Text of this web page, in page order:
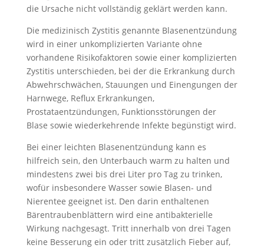
die Ursache nicht vollständig geklärt werden kann.
Die medizinisch Zystitis genannte Blasenentzündung
wird in einer unkomplizierten Variante ohne
vorhandene Risikofaktoren sowie einer komplizierten
Zystitis unterschieden, bei der die Erkrankung durch
Abwehrschwächen, Stauungen und Einengungen der
Harnwege, Reflux Erkrankungen,
Prostataentzündungen, Funktionsstörungen der
Blase sowie wiederkehrende Infekte begünstigt wird.
Bei einer leichten Blasenentzündung kann es
hilfreich sein, den Unterbauch warm zu halten und
mindestens zwei bis drei Liter pro Tag zu trinken,
wofür insbesondere Wasser sowie Blasen- und
Nierentee geeignet ist. Den darin enthaltenen
Bärentraubenblättern wird eine antibakterielle
Wirkung nachgesagt. Tritt innerhalb von drei Tagen
keine Besserung ein oder tritt zusätzlich Fieber auf,